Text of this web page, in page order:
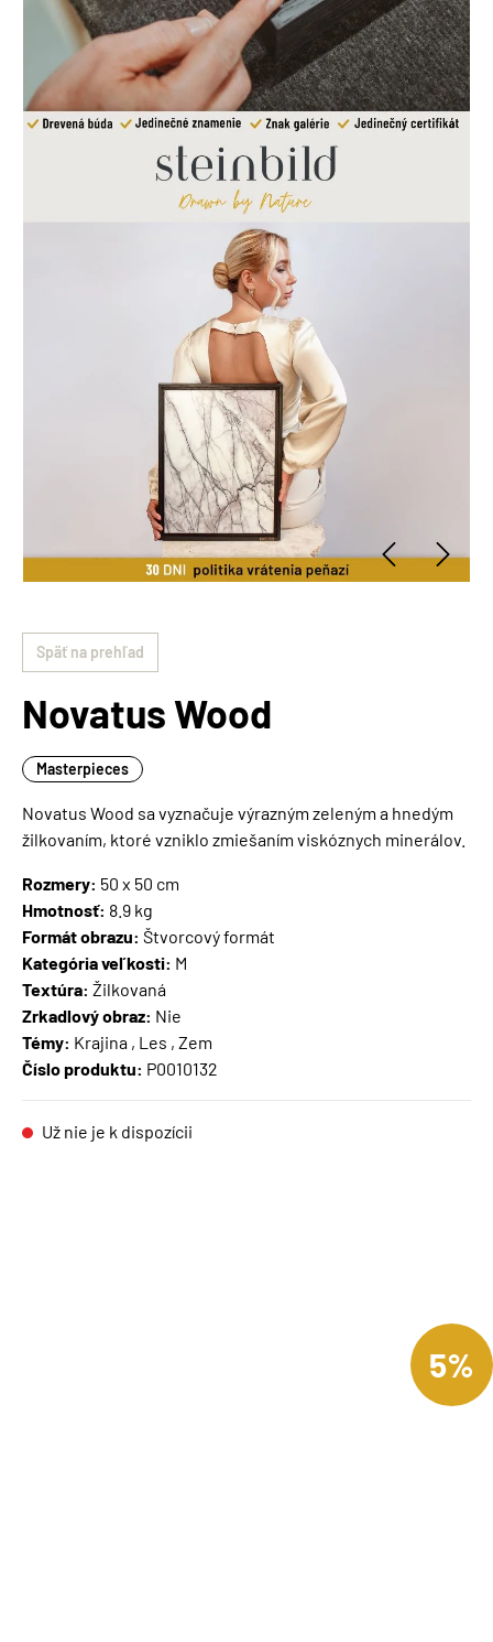
Späť na prehľad
Novatus Wood
Masterpieces
Novatus Wood sa vyznačuje výrazným zeleným a hnedým
žilkovaním, ktoré vzniklo zmiešaním viskóznych minerálov.
Rozmery: 50 x 50 cm
Hmotnosť: 8.9 kg
Formát obrazu: Štvorcový formát
Kategória veľkosti: M
Textúra: Žilkovaná
Zrkadlový obraz: Nie
Témy: Krajina , Les , Zem
Číslo produktu: P0010132
Už nie je k dispozícii
5%